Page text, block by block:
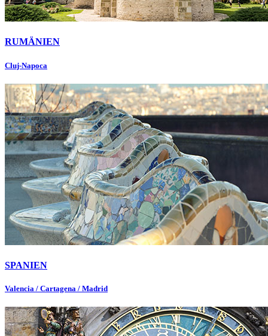
RUMÄNIEN
Cluj-Napoca
SPANIEN
Valencia / Cartagena / Madrid